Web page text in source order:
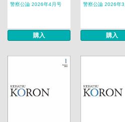
警察公論 2026年4月号
購入
警察公論 2026年
購入